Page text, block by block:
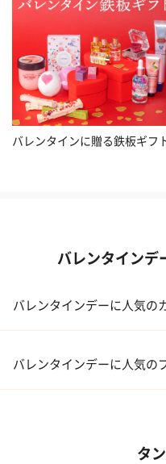
バレンタインに贈る鉄板ギフ
バレンタインデ
バレンタインデーに人気の
02 メイクアップ
バレンタインデーに人気の
02 【名入れギフト】フラワ
タ